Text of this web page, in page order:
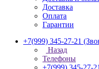
Доставка
Оплата
Гарантии
+7(999) 345-27-21
Назад
Телефоны
+7(999) 345-27-21